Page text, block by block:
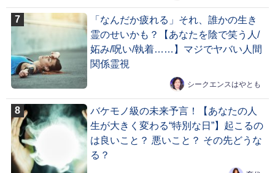
「なんだか疲れる」それ、誰かの生き
霊のせいかも？【あなたを陰で笑う人/
妬み/呪い/執着……】マジでヤバい人間
関係霊視
シークエンスはやとも
バケモノ級の未来予言！【あなたの人
生が大きく変わる“特別な日”】起こるの
は良いこと？ 悪いこと？ その先どうな
る？